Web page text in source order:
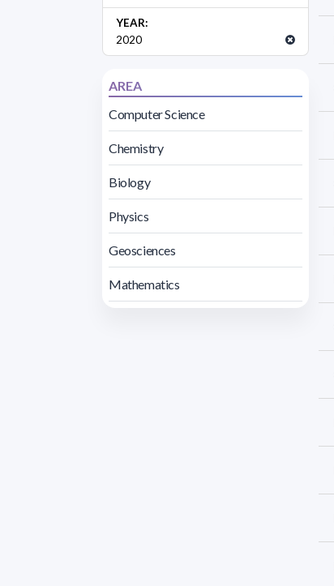
YEAR:
2020
AREA
Computer Science
Chemistry
Biology
Physics
Geosciences
Mathematics